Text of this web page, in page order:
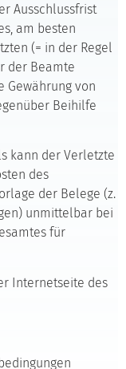
Ausschlussfrist
am besten
(= in der Regel
der Beamte
Gewährung von
Beihilfe
kann der Verletzte
des
der Belege (z.
unmittelbar bei
für
Internetseite des